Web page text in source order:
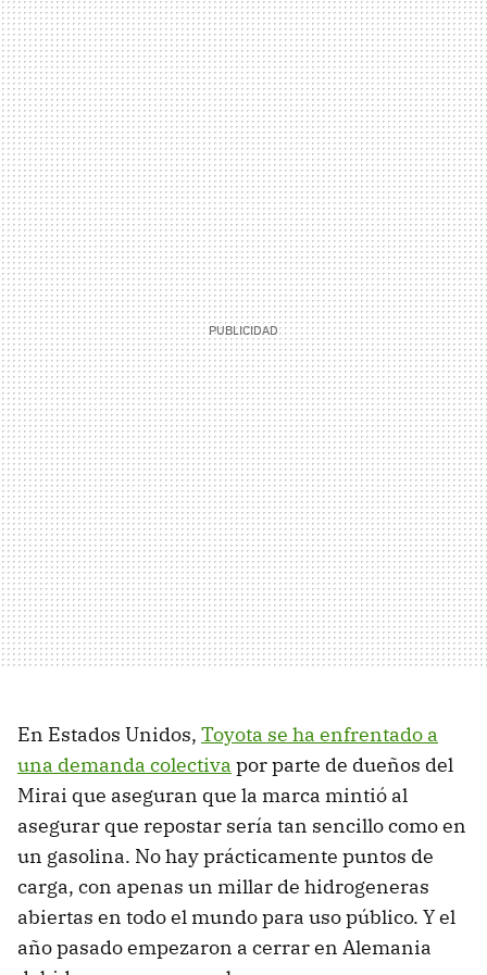
En Estados Unidos, Toyota se ha enfrentado a
una demanda colectiva por parte de dueños del
Mirai que aseguran que la marca mintió al
asegurar que repostar sería tan sencillo como en
un gasolina. No hay prácticamente puntos de
carga, con apenas un millar de hidrogeneras
abiertas en todo el mundo para uso público. Y el
año pasado empezaron a cerrar en Alemania